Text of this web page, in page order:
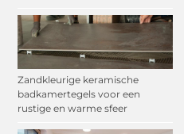
Zandkleurige keramische
badkamertegels voor een
rustige en warme sfeer